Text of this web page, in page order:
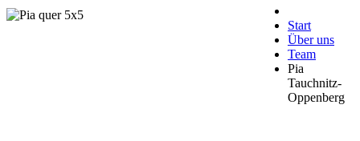
Start
Über uns
Team
Pia
Tauchnitz-
Oppenberg